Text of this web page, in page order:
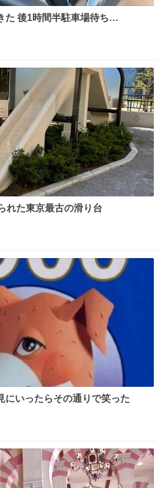
た 後1時間半駐車場待ち…
れた東京最古の滑り台
にいったらその通りで笑った